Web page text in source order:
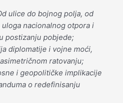
ulice do bojnog polja, od
nacionalnog otpora i
postizanju pobjede;
diplomatije i vojne moći,
ratovanju;
i geopolitičke implikacije
o redefinisanju